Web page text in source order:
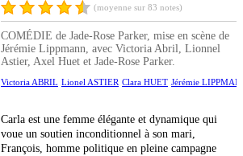
(moyenne sur 83 notes)
COMÉDIE de Jade-Rose Parker, mise en scène de
Jérémie Lippmann, avec Victoria Abril, Lionnel
Astier, Axel Huet et Jade-Rose Parker.
Victoria ABRIL Lionel ASTIER Clara HUET Jérémie
Carla est une femme élégante et dynamique qui
voue un soutien inconditionnel à son mari,
François, homme politique en pleine campagne